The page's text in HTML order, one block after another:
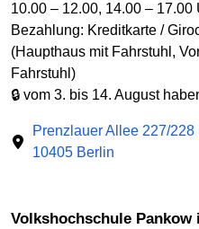
10.00 – 12.00, 14.00 – 17.00
Bezahlung: Kreditkarte /
(Haupthaus mit Fahrstuhl,
Fahrstuhl)
🔒 vom 3. bis 14. August
Prenzlauer Allee 227/228
10405 Berlin
Volkshochschule Pankow im Bildungszentrum am